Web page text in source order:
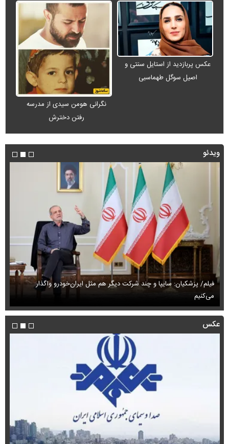
عکس پربازدید از استایل سنتی و
اصیل سوگل طهماسبی
نگرانی هومن سیدی از مدرسه
رفتن دخترش
ویدئو
فیلم/ پزشکیان: سایپا و چند شرکت دیگر هم مثل ایران‌خودرو واگذار
می‌کنیم
عکس